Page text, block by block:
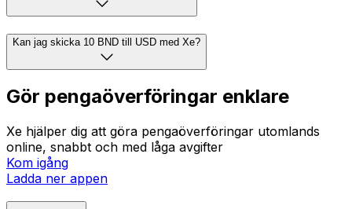
Kan jag skicka 10 BND till USD med Xe?
Gör pengaöverföringar enklare
Xe hjälper dig att göra pengaöverföringar utomlands
online, snabbt och med låga avgifter
Kom igång
Ladda ner appen